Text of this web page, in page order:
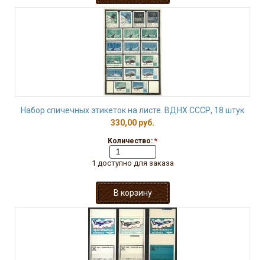
Набор спичечных этикеток на листе. ВДНХ СССР, 18 штук
330,00 руб.
Количество: *
1 доступно для заказа